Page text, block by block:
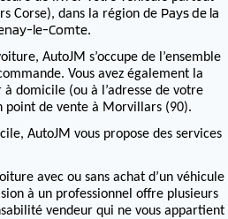
Corse), dans la région de Pays de la
le-Comte.
AutoJM s’occupe de l’ensemble
Vous avez également la
domicile (ou à l’adresse de votre
point de vente à Morvillars (90).
AutoJM vous propose des services
avec ou sans achat d’un véhicule
à un professionnel offre plusieurs
vendeur qui ne vous appartient